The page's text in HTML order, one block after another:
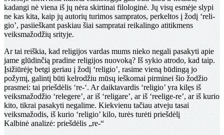
kadangi nė viena iš jų nėra skirtinai filologinė. Jų visų esmėje slypi
ne kas kita, kaip jų autorių turimos sampratos, perkeltos į žodį ‘reli­
gio’, pasiieškant paskiau šiai sampratai reikalingo atitik­mens
veiksmažodžių srityje.
Ar tai reiškia, kad religijos vardas mums nieko negali pasakyti apie
jame glūdinčią pradine religijos nuo­voką? Iš sykio atrodo, kad taip.
Įsižiūrėję betgi geriau į žodį ‘religio’, rasime vieną būdingą jo
požymį, galintį būti kelrodžiu mūsų ieškomai pirminei šio žodžio
pras­mei: tai priešdėlis ‘re-‘. Ar daiktavardis ‘religio’ yra kilęs iš
veiksmažodžio ‘relegere’, ar iš ‘religare’, ar iš ‘reelige-re’, ar iš kurio
kito, tikrai pasakyti negalime. Kiekvienu tačiau atveju tasai
veiksmažodis, iš kurio ‘religio’ kilo, turės turėti priešdėlį
Kalbinė analizė: priešdėlis „re-“